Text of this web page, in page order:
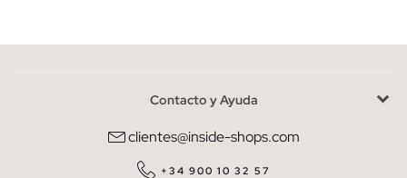
He leído y entiendo lapolítica de privacidad
QUIERO SUSCRIBIRME
Contacto y Ayuda
clientes@inside-shops.com
+34 900 10 32 57